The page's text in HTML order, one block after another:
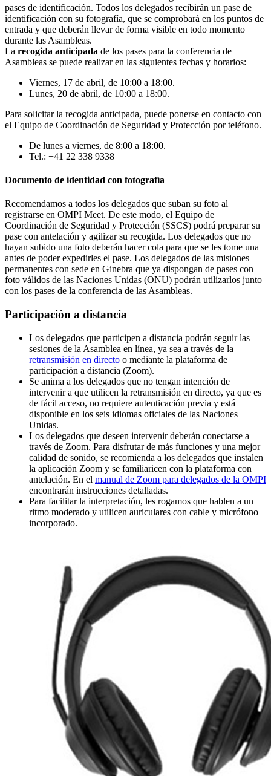
pases de identificación. Todos los delegados recibirán un pase de
identificación con su fotografía, que se comprobará en los puntos de
entrada y que deberán llevar de forma visible en todo momento
durante las Asambleas.
La recogida anticipada de los pases para la conferencia de
Asambleas se puede realizar en las siguientes fechas y horarios:
Viernes, 17 de abril, de 10:00 a 18:00.
Lunes, 20 de abril, de 10:00 a 18:00.
Para solicitar la recogida anticipada, puede ponerse en contacto con
el Equipo de Coordinación de Seguridad y Protección por teléfono.
De lunes a viernes, de 8:00 a 18:00.
Tel.: +41 22 338 9338
Documento de identidad con fotografía
Recomendamos a todos los delegados que suban su foto al
registrarse en OMPI Meet. De este modo, el Equipo de
Coordinación de Seguridad y Protección (SSCS) podrá preparar su
pase con antelación y agilizar su recogida. Los delegados que no
hayan subido una foto deberán hacer cola para que se les tome una
antes de poder expedirles el pase. Los delegados de las misiones
permanentes con sede en Ginebra que ya dispongan de pases con
foto válidos de las Naciones Unidas (ONU) podrán utilizarlos junto
con los pases de la conferencia de las Asambleas.
Participación a distancia
Los delegados que participen a distancia podrán seguir las
sesiones de la Asamblea en línea, ya sea a través de la
retransmisión en directo o mediante la plataforma de
participación a distancia (Zoom).
Se anima a los delegados que no tengan intención de
intervenir a que utilicen la retransmisión en directo, ya que es
de fácil acceso, no requiere autenticación previa y está
disponible en los seis idiomas oficiales de las Naciones
Unidas.
Los delegados que deseen intervenir deberán conectarse a
través de Zoom. Para disfrutar de más funciones y una mejor
calidad de sonido, se recomienda a los delegados que instalen
la aplicación Zoom y se familiaricen con la plataforma con
antelación. En el manual de Zoom para delegados de la OMPI
encontrarán instrucciones detalladas.
Para facilitar la interpretación, les rogamos que hablen a un
ritmo moderado y utilicen auriculares con cable y micrófono
incorporado.